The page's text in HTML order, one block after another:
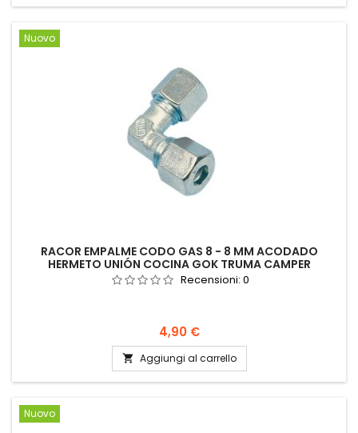
Nuovo
RACOR EMPALME CODO GAS 8 - 8 MM ACODADO
HERMETO UNIÓN COCINA GOK TRUMA CAMPER
Recensioni: 0
Prezzo
4,90 €
 Aggiungi al carrello
Nuovo